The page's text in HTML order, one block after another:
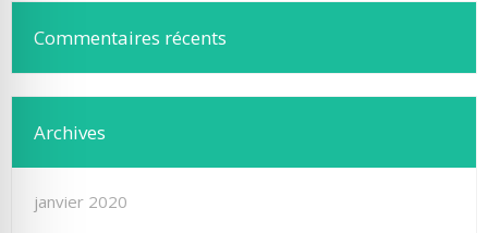
Commentaires récents
Archives
janvier 2020